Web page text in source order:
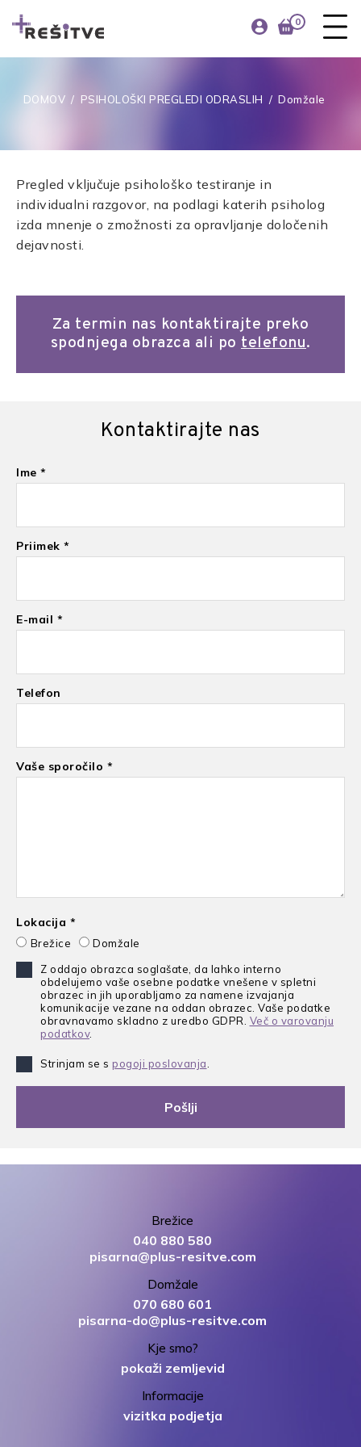
0
DOMOV / PSIHOLOŠKI PREGLEDI ODRASLIH /Domžale
Pregled vključuje psihološko testiranje in
individualni razgovor, na podlagi katerih psiholog
izda mnenje o zmožnosti za opravljanje določenih
dejavnosti.
Za termin nas kontaktirajte preko
spodnjega obrazca ali po telefonu.
Kontaktirajte nas
Ime *
Priimek *
E-mail *
Telefon
Vaše sporočilo *
Lokacija *
Brežice
Domžale
Z oddajo obrazca soglašate, da lahko interno
obdelujemo vaše osebne podatke vnešene v spletni
obrazec in jih uporabljamo za namene izvajanja
komunikacije vezane na oddan obrazec. Vaše podatke
obravnavamo skladno z uredbo GDPR. Več o varovanju
podatkov.
Strinjam se s pogoji poslovanja
Brežice
040 880 580
pisarna@plus-resitve.com
Domžale
070 680 601
pisarna-do@plus-resitve.com
Kje smo?
pokaži zemljevid
Informacije
vizitka podjetja